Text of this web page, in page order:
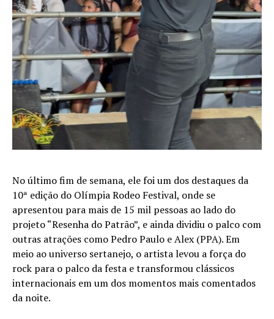
No último fim de semana, ele foi um dos destaques da
10ª edição do Olímpia Rodeo Festival, onde se
apresentou para mais de 15 mil pessoas ao lado do
projeto “Resenha do Patrão”, e ainda dividiu o palco com
outras atrações como Pedro Paulo e Alex (PPA). Em
meio ao universo sertanejo, o artista levou a força do
rock para o palco da festa e transformou clássicos
internacionais em um dos momentos mais comentados
da noite.